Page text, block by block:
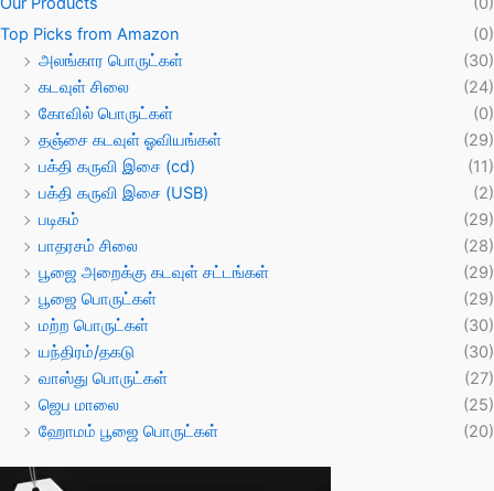
Top Picks from Amazon
(0)
அலங்கார பொருட்கள்
(30)
கடவுள் சிலை
(24)
கோவில் பொருட்கள்
(0)
தஞ்சை கடவுள் ஓவியங்கள்
(29)
பக்தி கருவி இசை (cd)
(11)
பக்தி கருவி இசை (USB)
(2)
படிகம்
(29)
பாதரசம் சிலை
(28)
பூஜை அறைக்கு கடவுள் சட்டங்கள்
(29)
பூஜை பொருட்கள்
(29)
மற்ற பொருட்கள்
(30)
யந்திரம்/தகடு
(30)
வாஸ்து பொருட்கள்
(27)
ஜெப மாலை
(25)
ஹோமம் பூஜை பொருட்கள்
(20)